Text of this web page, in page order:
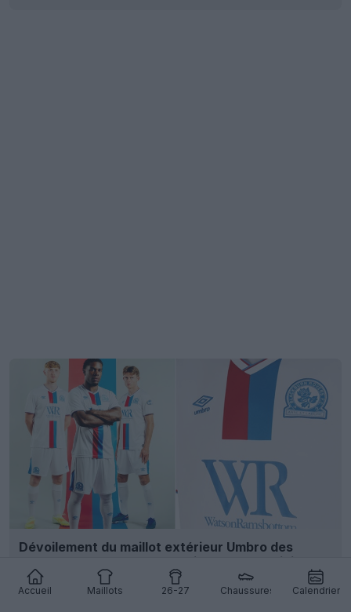
Accueil Maillots 26-27 Chaussures Calendrier
Dévoilement du maillot extérieur Umbro des
Blackburn Rovers pour la saison 26-27 – Fini
Macron
20 0 1.2K